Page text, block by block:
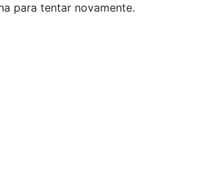
para tentar novamente.